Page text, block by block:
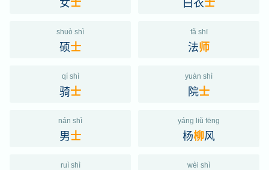
shuò shì
硕士
fǎ shī
法师
qí shì
骑士
yuàn shì
院士
nán shì
男士
yáng liǔ fēng
杨柳风
ruì shì wèi shì